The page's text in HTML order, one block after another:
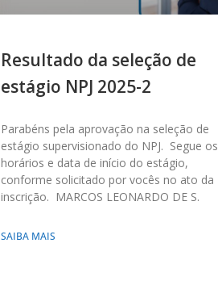
Resultado da seleção de
estágio NPJ 2025-2
Parabéns pela aprovação na seleção de
estágio supervisionado do NPJ. Segue os
horários e data de início do estágio,
conforme solicitado por vocês no ato da
inscrição. MARCOS LEONARDO DE S.
SAIBA MAIS